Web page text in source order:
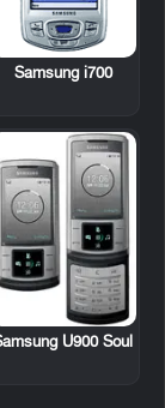
Samsung i700
U900 Soul